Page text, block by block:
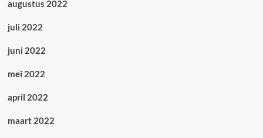
augustus 2022
juli 2022
juni 2022
mei 2022
april 2022
maart 2022